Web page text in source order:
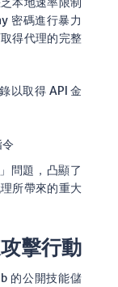
密碼進行暴力
得代理的完整
以取得 API 金
問題，凸顯了
所帶來的重大
擊行動
的公開技能儲